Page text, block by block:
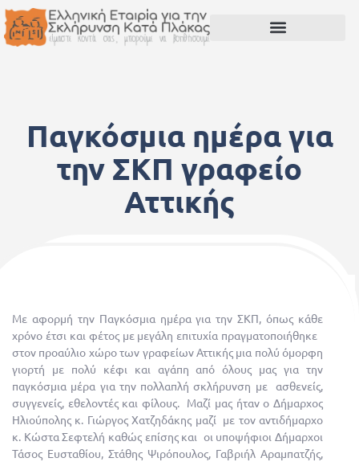
Παγκόσμια ημέρα για
την ΣΚΠ γραφείο
Αττικής
Με αφορμή την Παγκόσμια ημέρα για την ΣΚΠ, όπως κάθε
χρόνο έτσι και φέτος με μεγάλη επιτυχία πραγματοποιήθηκε
στον προαύλιο χώρο των γραφείων Αττικής μια πολύ όμορφη
γιορτή με πολύ κέφι και αγάπη από όλους μας για την
παγκόσμια μέρα για την πολλαπλή σκλήρυνση με ασθενείς,
συγγενείς, εθελοντές και φίλους. Μαζί μας ήταν ο Δήμαρχος
Ηλιούπολης κ. Γιώργος Χατζηδάκης μαζί με τον αντιδήμαρχο
κ. Κώστα Σεφτελή καθώς επίσης και οι υποψήφιοι Δήμαρχοι
Τάσος Ευσταθίου, Στάθης Ψιρόπουλος, Γαβριήλ Αραμπατζής,